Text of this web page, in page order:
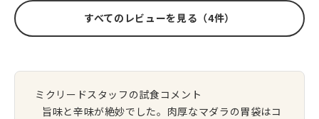
すべてのレビューを見る（4件）
ミクリードスタッフの試食コメント
旨味と辛味が絶妙でした。肉厚なマダラの胃袋はコ